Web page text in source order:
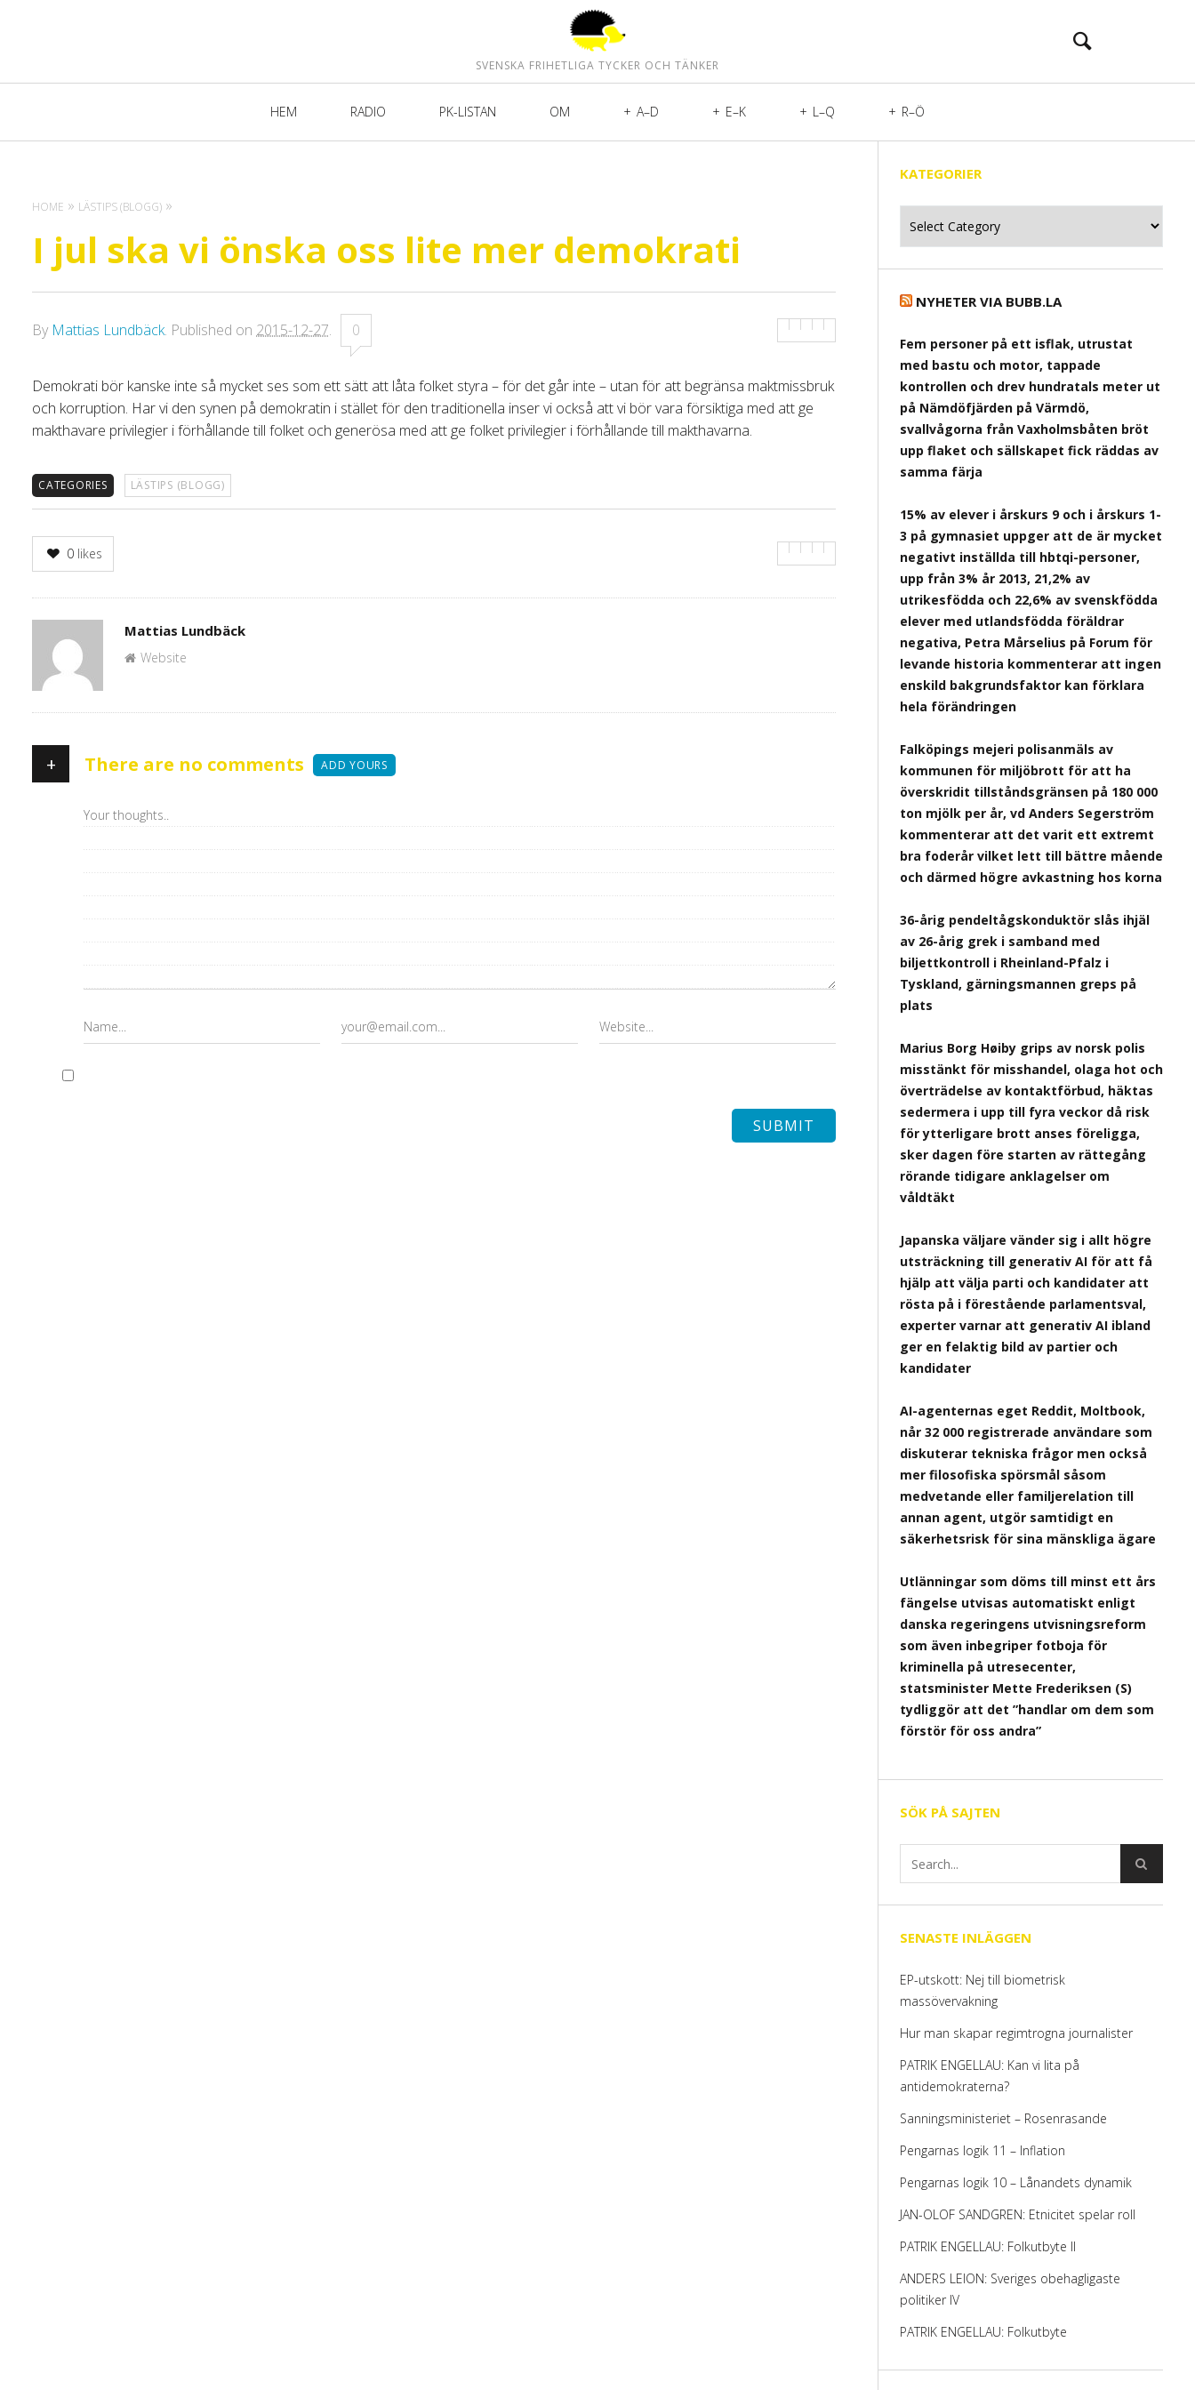
SVENSKA FRIHETLIGA TYCKER OCH TÄNKER
HEM RADIO PK-LISTAN OM A–D E–K L–Q R–Ö
HOME LÄSTIPS (BLOGG)
I jul ska vi önska oss lite mer demokrati
By Mattias Lundbäck. Published on 2015-12-27. 0
Demokrati bör kanske inte så mycket ses som ett sätt att låta folket styra – för det går inte – utan för att begränsa maktmissbruk
och korruption. Har vi den synen på demokratin i stället för den traditionella inser vi också att vi bör vara försiktiga med att ge
makthavare privilegier i förhållande till folket och generösa med att ge folket privilegier i förhållande till makthavarna.
CATEGORIES LÄSTIPS (BLOGG)
0 likes
Author
Mattias Lundbäck
Website
+ There are no comments ADD YOURS
KATEGORIER
NYHETER VIA BUBB.LA
Fem personer på ett isflak, utrustat
med bastu och motor, tappade
kontrollen och drev hundratals meter ut
på Nämdöfjärden på Värmdö,
svallvågorna från Vaxholmsbåten bröt
upp flaket och sällskapet fick räddas av
samma färja
15% av elever i årskurs 9 och i årskurs 1-
3 på gymnasiet uppger att de är mycket
negativt inställda till hbtqi-personer,
upp från 3% år 2013, 21,2% av
utrikesfödda och 22,6% av svenskfödda
elever med utlandsfödda föräldrar
negativa, Petra Mårselius på Forum för
levande historia kommenterar att ingen
enskild bakgrundsfaktor kan förklara
hela förändringen
Falköpings mejeri polisanmäls av
kommunen för miljöbrott för att ha
överskridit tillståndsgränsen på 180 000
ton mjölk per år, vd Anders Segerström
kommenterar att det varit ett extremt
bra foderår vilket lett till bättre mående
och därmed högre avkastning hos korna
36-årig pendeltågskonduktör slås ihjäl
av 26-årig grek i samband med
biljettkontroll i Rheinland-Pfalz i
Tyskland, gärningsmannen greps på
plats
Marius Borg Høiby grips av norsk polis
misstänkt för misshandel, olaga hot och
överträdelse av kontaktförbud, häktas
sedermera i upp till fyra veckor då risk
för ytterligare brott anses föreligga,
sker dagen före starten av rättegång
rörande tidigare anklagelser om
våldtäkt
Japanska väljare vänder sig i allt högre
utsträckning till generativ AI för att få
hjälp att välja parti och kandidater att
rösta på i förestående parlamentsval,
experter varnar att generativ AI ibland
ger en felaktig bild av partier och
kandidater
AI-agenternas eget Reddit, Moltbook,
når 32 000 registrerade användare som
diskuterar tekniska frågor men också
mer filosofiska spörsmål såsom
medvetande eller familjerelation till
annan agent, utgör samtidigt en
säkerhetsrisk för sina mänskliga ägare
Utlänningar som döms till minst ett års
fängelse utvisas automatiskt enligt
danska regeringens utvisningsreform
som även inbegriper fotboja för
kriminella på utresecenter,
statsminister Mette Frederiksen (S)
tydliggör att det ”handlar om dem som
förstör för oss andra”
SÖK PÅ SAJTEN
SENASTE INLÄGGEN
EP-utskott: Nej till biometrisk
massövervakning
Hur man skapar regimtrogna journalister
PATRIK ENGELLAU: Kan vi lita på
antidemokraterna?
Sanningsministeriet – Rosenrasande
Pengarnas logik 11 – Inflation
Pengarnas logik 10 – Lånandets dynamik
JAN-OLOF SANDGREN: Etnicitet spelar roll
PATRIK ENGELLAU: Folkutbyte II
ANDERS LEION: Sveriges obehagligaste
politiker IV
PATRIK ENGELLAU: Folkutbyte